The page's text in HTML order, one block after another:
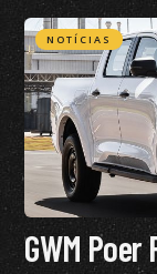
NOTÍCIAS
GWM